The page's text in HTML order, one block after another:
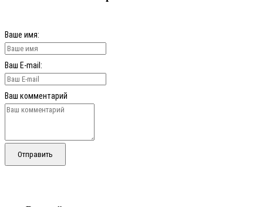
Ваше имя:
Ваш E-mail:
Ваш комментарий
Отправить